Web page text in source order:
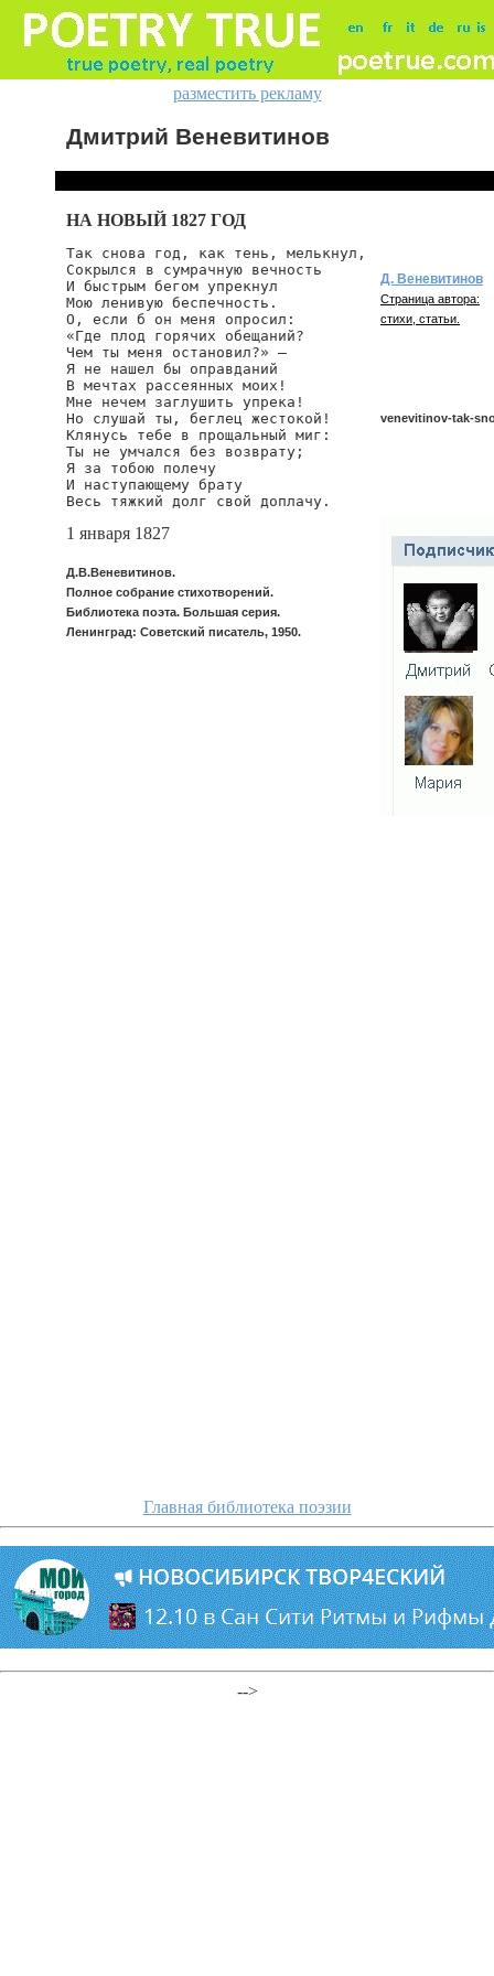
разместить рекламу
Дмитрий Веневитинов
НА НОВЫЙ 1827 ГОД
Так снова год, как тень, мелькнул,
Сокрылся в сумрачную вечность
И быстрым бегом упрекнул
Мою ленивую беспечность.
О, если б он меня опросил:
«Где плод горячих обещаний?
Чем ты меня остановил?» —
Я не нашел бы оправданий
В мечтах рассеянных моих!
Мне нечем заглушить упрека!
Но слушай ты, беглец жестокой!
Клянусь тебе в прощальный миг:
Ты не умчался без возврату;
Я за тобою полечу
И наступающему брату
Весь тяжкий долг свой доплачу.
1 января 1827
Д.В.Веневитинов.
Полное собрание стихотворений.
Библиотека поэта. Большая серия.
Ленинград: Советский писатель, 1950.
Д. Веневитинов
Страница автора:
стихи, статьи.
venevitinov-tak-
Главная библиотека поэзии
-->